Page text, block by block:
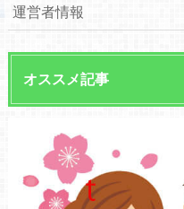
運営者情報
オススメ記事